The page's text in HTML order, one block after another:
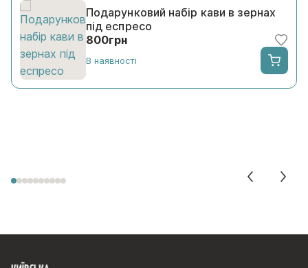
Подарунковий набір кави в зернах
під еспресо
800грн
В наявності